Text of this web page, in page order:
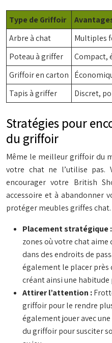
Type de Griffoir
Arbre à chat
Multiples
Poteau à griffer
Compact,
Griffoir en carton
Tapis à griffer
Discret,
Stratégies pour
du griffoir
Même le meilleur griffoir du
votre chat ne l’utilise pas.
encourager votre British
accessoire et à abandonner
protéger meubles griffes chat.
Placement stratégique :
zones où votre chat
dans des endroits de
également le placer près
créant ainsi une habitude
Attirer l’attention :
griffoir pour le rendre
également jouer avec
du griffoir pour susciter